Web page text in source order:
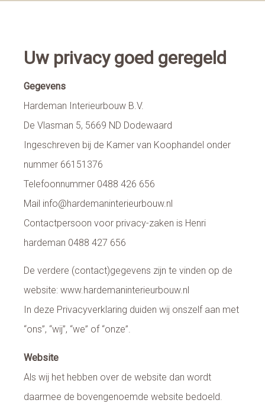
Uw privacy goed geregeld
Gegevens
Hardeman Interieurbouw B.V.
De Vlasman 5, 5669 ND Dodewaard
Ingeschreven bij de Kamer van Koophandel onder
nummer 66151376
Telefoonnummer 0488 426 656
Mail info@hardemaninterieurbouw.nl
Contactpersoon voor privacy-zaken is Henri
hardeman 0488 427 656
De verdere (contact)gegevens zijn te vinden op de
website: www.hardemaninterieurbouw.nl
In deze Privacyverklaring duiden wij onszelf aan met
“ons”, “wij”, “we” of “onze”.
Website
Als wij het hebben over de website dan wordt
daarmee de bovengenoemde website bedoeld.